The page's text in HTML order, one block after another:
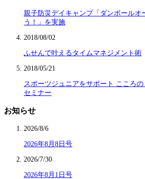
親子防災デイキャンプ「ダンボールオ
う！」を実施
2018/08/02
ふせんで叶えるタイムマネジメント術
2018/05/21
スポーツジュニアをサポート こころ
セミナー
お知らせ
2026/8/6
2026年8月8日号
2026/7/30
2026年8月1日号